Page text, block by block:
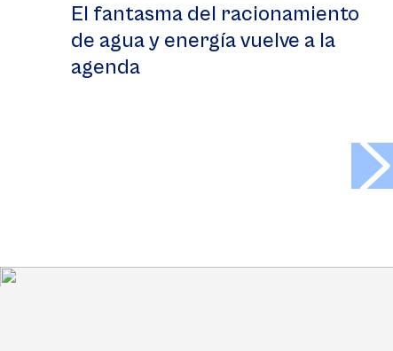
El fantasma del racionamiento
de agua y energía vuelve a la
agenda